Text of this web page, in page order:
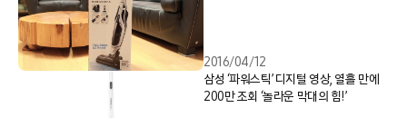
2016/04/12
삼성 ‘파워스틱’ 디지털 영상, 열흘 만에
200만 조회 ‘놀라운 막대의 힘!’